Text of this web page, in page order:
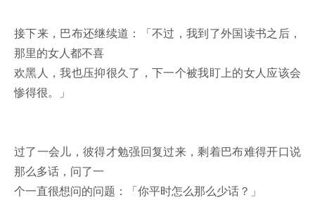
接下来，巴布还继续道：「不过，我到了外国读书之后，
那里的女人都不喜
欢黑人，我也压抑很久了，下一个被我盯上的女人应该会
惨得很。」
过了一会儿，彼得才勉强回复过来，剩着巴布难得开口说
那么多话，问了一
个一直很想问的问题：「你平时怎么那么少话？」